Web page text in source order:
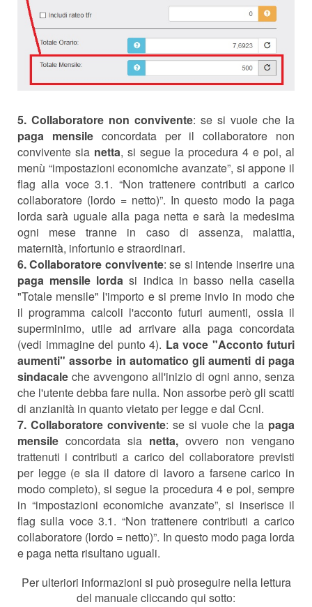
5. Collaboratore non convivente: se si vuole che la
paga mensileconcordata per il collaboratore non
convivente sia netta, si segue la procedura 4 e poi, al
menù “impostazioni economiche avanzate”, si appone il
flag alla voce 3.1. “Non trattenere contributi a carico
collaboratore (lordo = netto)”. In questo modo la paga
lorda sarà uguale alla paga netta e sarà la medesima
ogni mese tranne in caso di assenza, malattia,
maternità, infortunio e straordinari.
6.Collaboratore convivente: se si intende inserire una
paga mensile lorda si indica in basso nella casella
"Totale mensile" l'importo e si preme invio in modo che
il programma calcoli l'acconto futuri aumenti, ossia il
superminimo, utile ad arrivare alla paga concordata
(vedi immagine del punto 4). La voce "Acconto futuri
aumenti" assorbe in automatico gli aumenti di paga
sindacale che avvengono all'inizio di ogni anno, senza
che l'utente debba fare nulla. Non assorbe però gli scatti
di anzianità in quanto vietato per legge e dal Ccnl.
7. Collaboratore convivente: se si vuole che la paga
mensile concordata sia netta, ovvero non vengano
trattenuti i contributi a carico del collaboratore previsti
per legge (e sia il datore di lavoro a farsene carico in
modo completo), si segue la procedura 4 e poi, sempre
in “impostazioni economiche avanzate”, si inserisce il
flag sulla voce 3.1. “Non trattenere contributi a carico
collaboratore (lordo = netto)”. In questo modo paga lorda
e paga netta risultano uguali.
Per ulteriori informazioni si può proseguire nella lettura
del manuale cliccando qui sotto: